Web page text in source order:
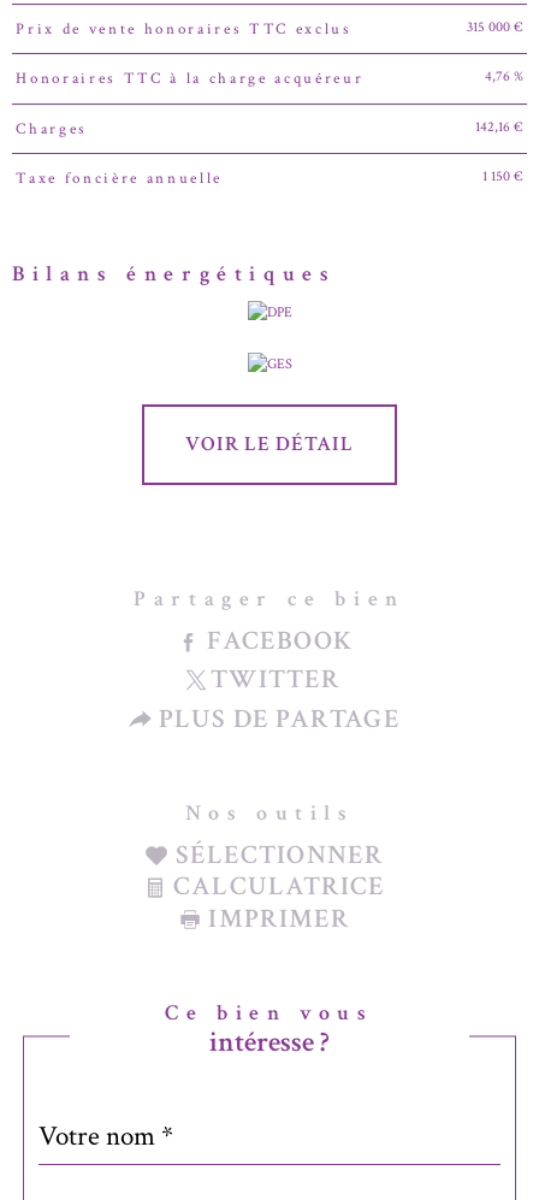
Prix de vente honoraires TTC exclus 315 000 €
Honoraires TTC à la charge acquéreur 4,76 %
Charges 142,16 €
Taxe foncière annuelle 1 150 €
Bilans énergétiques
VOIR LE DÉTAIL
Partager ce bien
FACEBOOK
TWITTER
PLUS DE PARTAGE
Nos outils
SÉLECTIONNER
CALCULATRICE
IMPRIMER
Ce bien vous
intéresse ?
par
défaut
*